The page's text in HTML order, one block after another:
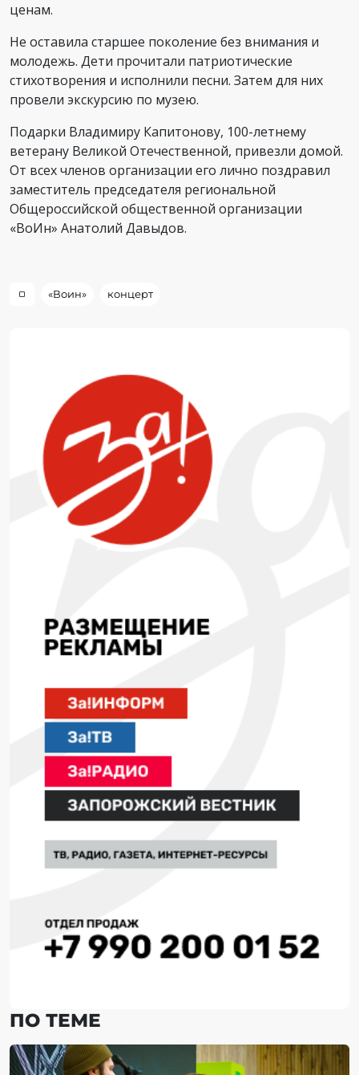
ценам.
Не оставила старшее поколение без внимания и
молодежь. Дети прочитали патриотические
стихотворения и исполнили песни. Затем для них
провели экскурсию по музею.
Подарки Владимиру Капитонову, 100-летнему
ветерану Великой Отечественной, привезли домой.
От всех членов организации его лично поздравил
заместитель председателя региональной
Общероссийской общественной организации
«ВоИн» Анатолий Давыдов.
«Воин» концерт
ПО ТЕМЕ